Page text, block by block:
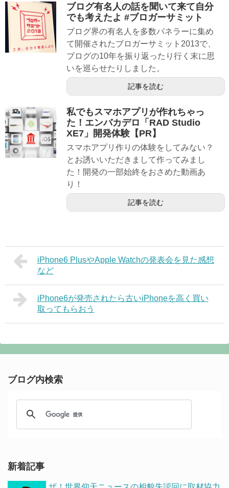
ブログ有名人の話を聞いて来て自分
でも考えたよ #ブロガーサミット
ブログ界の有名人を多数パネラーに集め
て開催されたブロガーサミット2013で、
ブログの10年を振り返ったり行く末に思
いを巡らせたりしました。
記事を読む
私でもスマホアプリが作れちゃっ
た！エンバカデロ「RAD Studio
XE7」開発体験【PR】
スマホアプリ作りの体験をしてみない？
とお誘いいただきまして作ってみまし
た！開発の一部始終をおさめた動画あ
り！
記事を読む
iPhone6 PlusやApple Watchの発表会を見た感想
など
iPhone6が発売されたら古いiPhoneを高く買い
取ってもらおう
ブログ内検索
新着記事